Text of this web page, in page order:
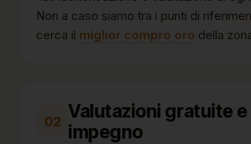
Non a caso siamo tra i punti di
cerca il miglior compro oro della
02 Valutazioni gratuite
impegno